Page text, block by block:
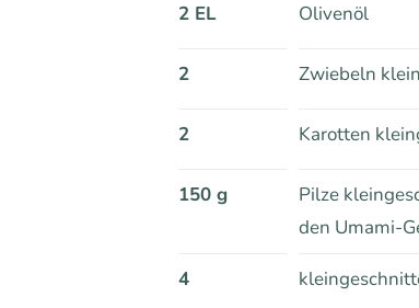
2 EL Olivenöl
2 Zwiebeln
2 Karotten
150 g
Pilze
den Umami-
4